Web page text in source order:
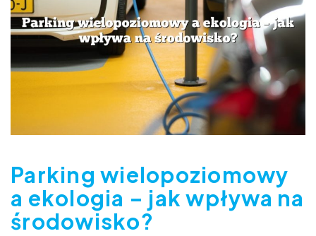
Parking wielopoziomowy
a ekologia – jak wpływa na
środowisko?